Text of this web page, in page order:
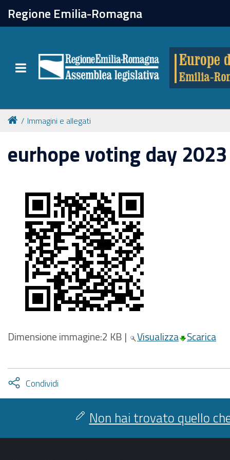
Regione Emilia-Romagna
Toggle navigation
chiudi
Attività
Formazione
Newsletter
Immagini e allegati
eurhope voting day 2023
Dimensione immagine:2 KB | Visualizza Scarica
Condividi
facebook
twitter
Attiva
condividi
Non hai trovato quello